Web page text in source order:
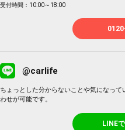
受付時間：10:00～18:00
@carlife
ちょっとした分からないことや気になっ
わせが可能です。
LINE